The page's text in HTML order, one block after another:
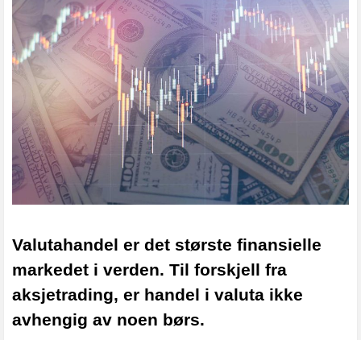
Valutahandel er det største finansielle
markedet i verden. Til forskjell fra
aksjetrading, er handel i valuta ikke
avhengig av noen børs.